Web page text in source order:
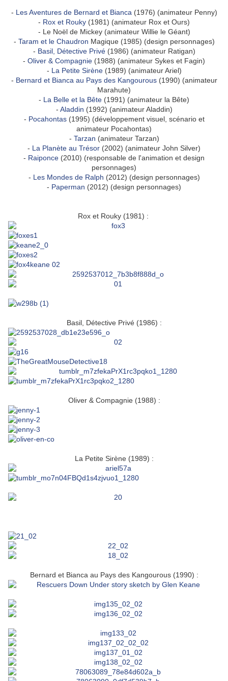
- Les Aventures de Bernard et Bianca (1976) (animateur Penny)
- Rox et Rouky (1981) (animateur Rox et Ours)
- Le Noël de Mickey (animateur Willie le Géant)
- Taram et le Chaudron Magique (1985) (design personnages)
- Basil, Détective Privé(1986) (animateur Ratigan)
- Oliver & Compagnie (1988) (animateur Sykes et Fagin)
- La Petite Sirène(1989) (animateur Ariel)
- Bernard et Bianca au Pays des Kangourous(1990) (animateur
Marahute)
- La Belle et la Bête (1991) (animateur la Bête)
- Aladdin (1992) (animateur Aladdin)
- Pocahontas(1995) (développement visuel, scénario et
animateur Pocahontas)
- Tarzan (animateur Tarzan)
- La Planète au Trésor (2002) (animateur John Silver)
- Raiponce (2010) (responsable de l'animation et design
personnages)
- Les Mondes de Ralph (2012) (design personnages)
- Paperman (2012) (design personnages)
Rox et Rouky (1981) :
Basil, Détective Privé (1986) :
Oliver & Compagnie (1988) :
La Petite Sirène (1989) :
Bernard et Bianca au Pays des Kangourous (1990) :